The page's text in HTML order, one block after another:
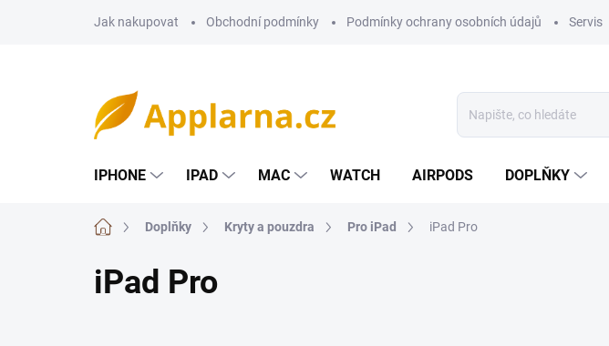
Jak nakupovat Obchodní podmínky Podmínky ochrany osobních údajů Servis
IPHONE IPAD MAC WATCH AIRPODS DOPLŇKY
Domů Doplňky Kryty a pouzdra Pro iPad iPad Pro
iPad Pro